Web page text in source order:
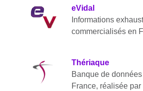
eVidal
Informations
commercialisés en
Thériaque
Banque de
France, réalisée